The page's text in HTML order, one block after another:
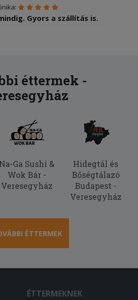
Gyors a szállítás is.
mint mindig.
a tèszta nem lehet még
a futár
volt. Köszönöm.
éttermek -
Na-Ga Sushi &
Wok Bár -
Veresegyház
Hidegtál és
Bőségtálazó
Budapest -
Veresegyház
ÉTTERMEK
ÉTTERMEKNEK